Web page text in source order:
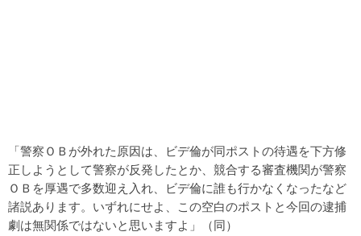
「警察ＯＢが外れた原因は、ビデ倫が同ポストの待遇を下方修
正しようとして警察が反発したとか、競合する審査機関が警察
ＯＢを厚遇で多数迎え入れ、ビデ倫に誰も行かなくなったなど
諸説あります。いずれにせよ、この空白のポストと今回の逮捕
劇は無関係ではないと思いますよ」（同）